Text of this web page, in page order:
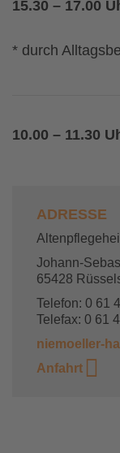
15.30 – 17.00
* durch
10.00 – 11.30
ADRESSE
Johann-
65428
Telefon: 0 61
Telefax: 0 61
niemoeller-
Anfahrt